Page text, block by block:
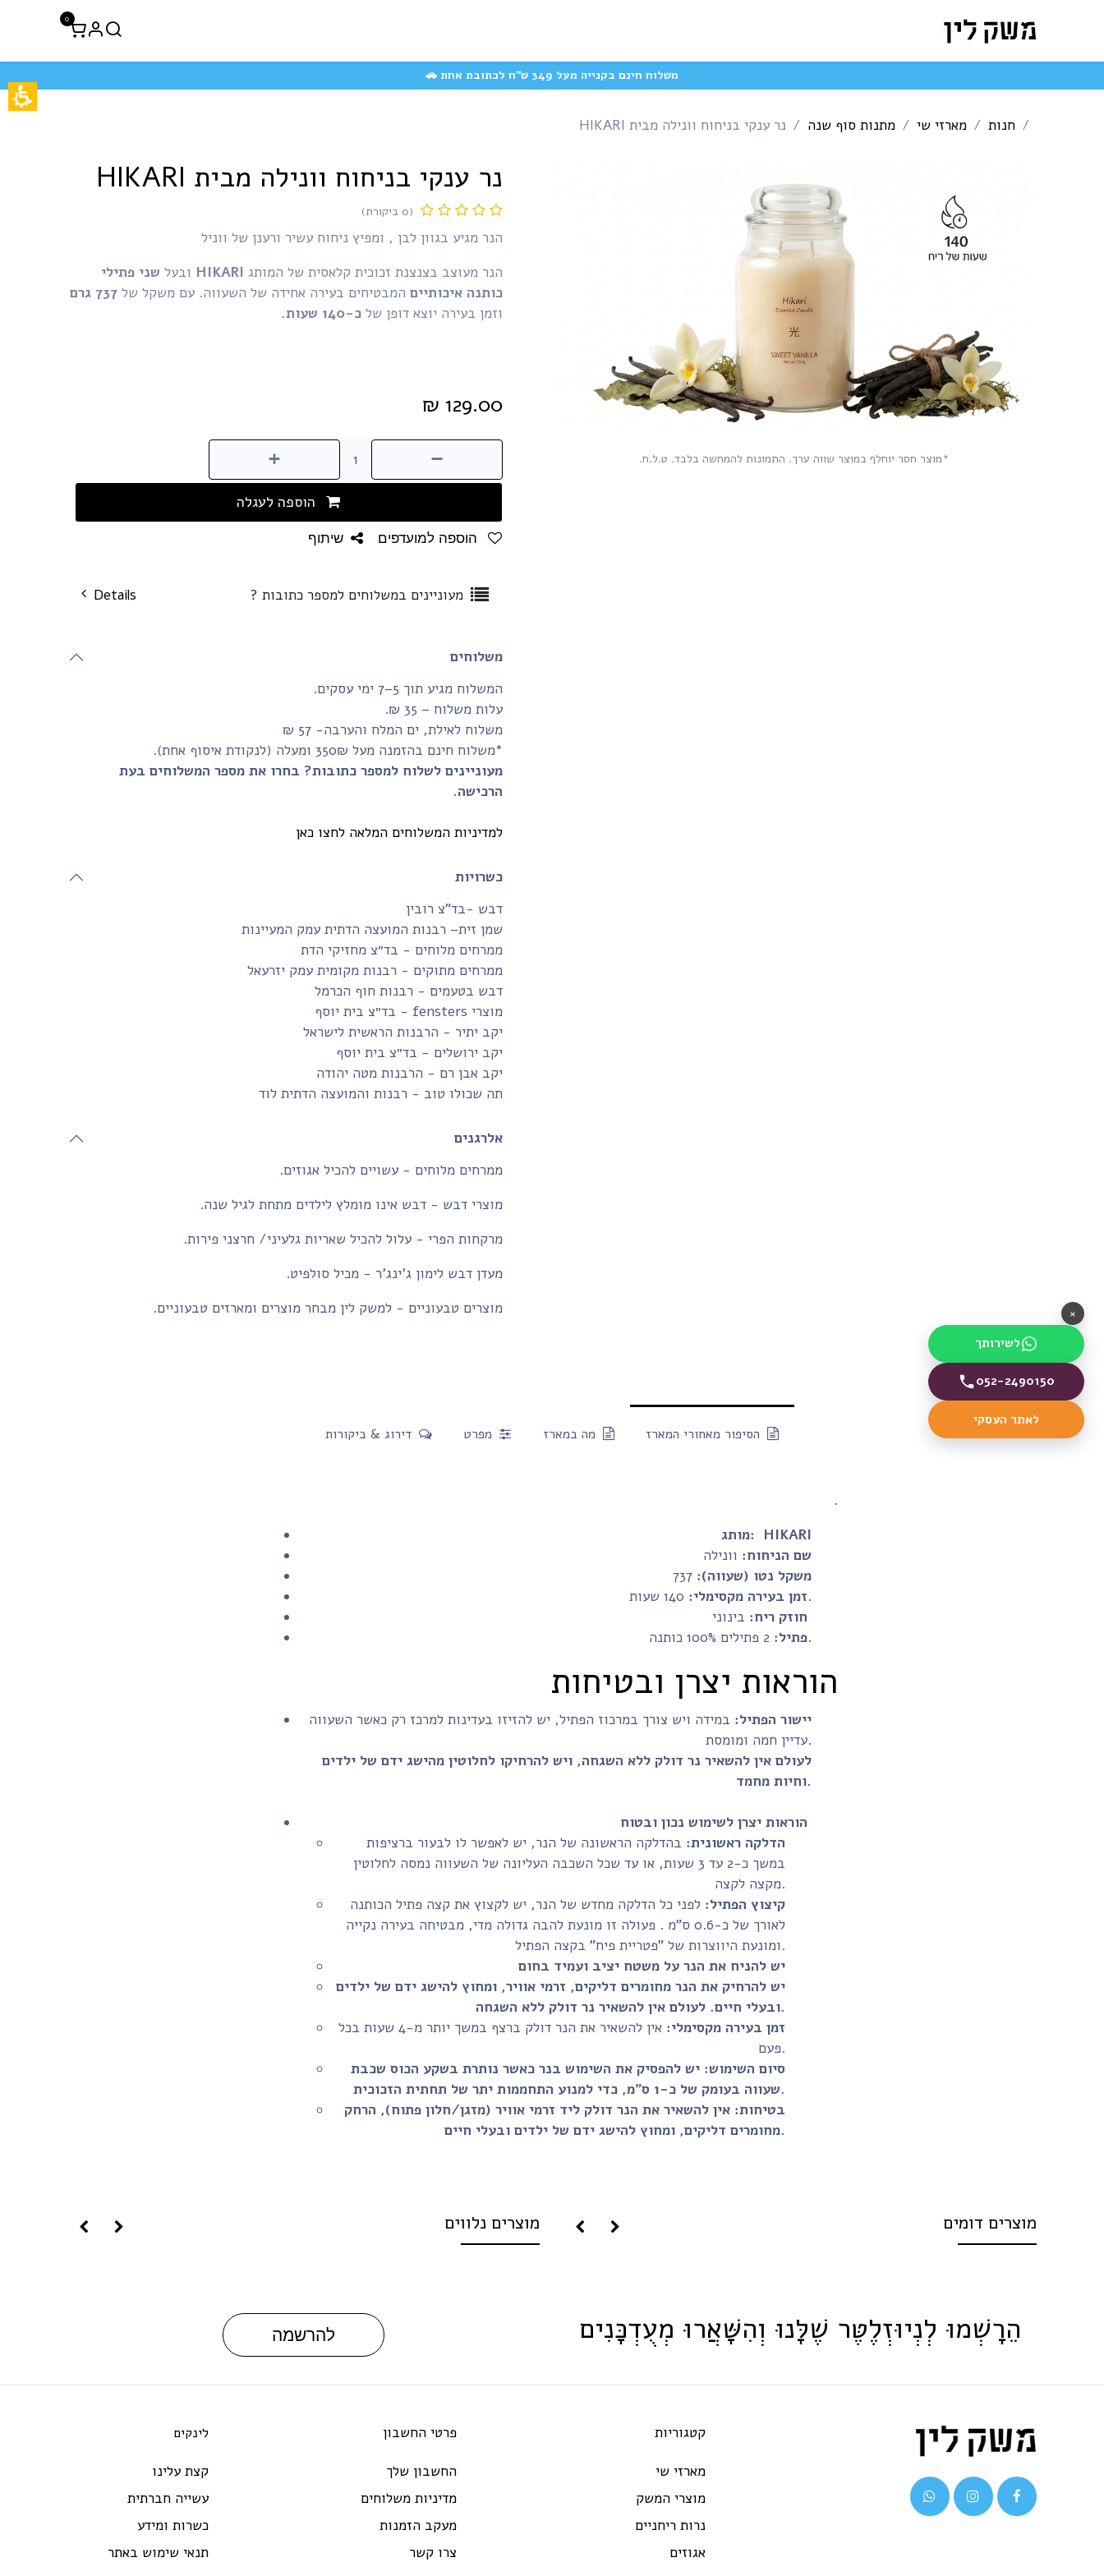
0
משלוח חינם בקנייה מעל 349 ש״ח לכתובת אחת 🚗
חנות מארזי שי מתנות סוף שנה נר ענקי בניחוח וונילה מבית HIKARI
*מוצר חסר יוחלף במוצר שווה ערך. התמונות להמחשה בלבד. ט.ל.ח.
נר ענקי בניחוח וונילה מבית HIKARI
(0 ביקורת)
הנר מגיע בגוון לבן , ומפיץ ניחוח עשיר ורענן של ווניל
הנר מעוצב בצנצנת זכוכית קלאסית של המותג HIKARI ובעל שני פתילי
כותנה איכותיים המבטיחים בעירה אחידה של השעווה. עם משקל של 737 גרם
וזמן בעירה יוצא דופן של כ-140 שעות.
129.00
₪
הוספה לעגלה
הוספה למועדפים
שיתוף
מעוניינים במשלוחים למספר כתובות ? Details
משלוחים
המשלוח מגיע תוך 5–7 ימי עסקים.
עלות משלוח – 35 ₪.
משלוח לאילת, ים המלח והערבה- 57 ₪
*משלוח חינם בהזמנה מעל 350₪ ומעלה (לנקודת איסוף אחת).
מעוניינים לשלוח למספר כתובות? בחרו את מספר המשלוחים בעת
הרכישה.
למדיניות המשלוחים המלאה לחצו כאן
כשרויות
דבש -בד”צ רובין
שמן זית– רבנות המועצה הדתית עמק המעיינות
ממרחים מלוחים - בד״צ מחזיקי הדת
ממרחים מתוקים - רבנות מקומית עמק יזרעאל
דבש בטעמים - רבנות חוף הכרמל
מוצרי fensters - בד״צ בית יוסף
יקב יתיר - הרבנות הראשית לישראל
יקב ירושלים - בד״צ בית יוסף
יקב אבן רם - הרבנות מטה יהודה
תה שכולו טוב - רבנות והמועצה הדתית לוד
אלרגנים
ממרחים מלוחים - עשויים להכיל אגוזים.
מוצרי דבש - דבש אינו מומלץ לילדים מתחת לגיל שנה.
מרקחות הפרי - עלול להכיל שאריות גלעיני/ חרצני פירות.
מעדן דבש לימון ג'ינג'ר - מכיל סולפיט.
מוצרים טבעוניים - למשק לין מבחר מוצרים ומארזים טבעוניים.
הסיפור מאחורי המארז מה במארז מפרט דירוג & ביקורות
.
מותג:
HIKARI
שם הניחוח: וונילה
משקל נטו (שעווה):
זמן בעירה מקסימלי:140 שעות.
חוזק ריח:
פתיל:2 פתילים 100% כותנה.
הוראות יצרן ובטיחות
יישור הפתיל: במידה ויש צורך במרכוז הפתיל, יש להזיזו בעדינות למרכז רק כאשר השעווה
עדיין חמה ומומסת.
וחיות מחמד.
הוראות יצרן לשימוש נכון ובטוח
הדלקה ראשונית: בהדלקה הראשונה של הנר, יש לאפשר לו לבעור ברציפות
במשך כ-2 עד 3 שעות, או עד שכל השכבה העליונה של השעווה נמסה לחלוטין
מקצה לקצה.
קיצוץ הפתיל: לפני כל הדלקה מחדש של הנר, יש לקצוץ את קצה פתיל הכותנה
לאורך של כ-0.6 ס"מ . פעולה זו מונעת להבה גדולה מדי, מבטיחה בעירה נקייה
ומונעת היווצרות של "פטריית פיח" בקצה הפתיל.
יש להניח את הנר על משטח יציב ועמיד בחום
יש להרחיק את הנר מחומרים דליקים, זרמי אוויר, ומחוץ להישג ידם של ילדים
ובעלי חיים. לעולם אין להשאיר נר דולק ללא השגחה.
זמן בעירה מקסימלי:
אין להשאיר את הנר דולק ברצף במשך יותר מ-4 שעות בכל
פעם.
סיום השימוש: יש להפסיק את השימוש בנר כאשר נותרת בשקע הכוס שכבת
שעווה בעומק של כ-1 ס"מ, כדי למנוע התחממות יתר של תחתית הזכוכית.
בטיחות: אין להשאיר את הנר דולק ליד זרמי אוויר (מזגן/חלון פתוח), הרחק
מחומרים דליקים, ומחוץ להישג ידם של ילדים ובעלי חיים.
מוצרים דומים מוצרים נלווים
הֵרָשְׁמוּ לְנְיוּזְלֶטֶּר שֶׁלָּנוּ וְהִשָּׁאֲרוּ מְעֻדְכָּנִים להרשמה
×
לשירותך
052-2490150
לאתר העסקי
קטגוריות
מארזי שי
מוצרי המשק
נרות ריחניים
אגוזים
פרטי החשבון
החשבון שלך
מדיניות משלוחים
מעקב הזמנות
צרו קשר
לינקים
קצת עלינו
עשייה חברתית
כשרות ומידע
תנאי שימוש באתר